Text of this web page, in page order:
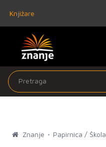
Knjižare
Znanje Papirnica / Škola